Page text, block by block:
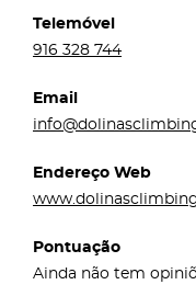
Telemóvel
916 328 744
Email
Endereço Web
Pontuação
Ainda não tem